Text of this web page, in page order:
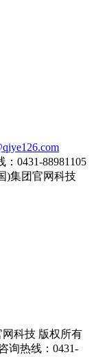
：0431-88981105
)集团官网科技
网科技 版权所有
询热线：0431-